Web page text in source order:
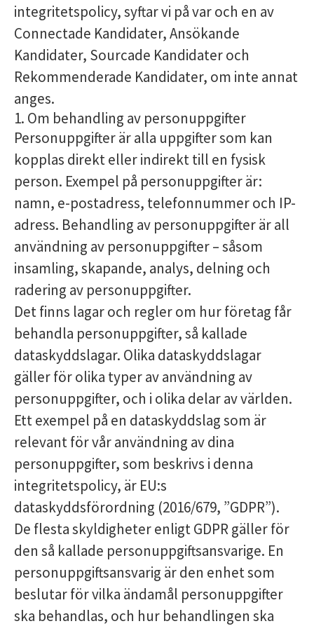
integritetspolicy, syftar vi på var och en av
Connectade Kandidater, Ansökande
Kandidater, Sourcade Kandidater och
Rekommenderade Kandidater, om inte annat
anges.
1. Om behandling av personuppgifter
Personuppgifter är alla uppgifter som kan
kopplas direkt eller indirekt till en fysisk
person. Exempel på personuppgifter är:
namn, e-postadress, telefonnummer och IP-
adress. Behandling av personuppgifter är all
användning av personuppgifter – såsom
insamling, skapande, analys, delning och
radering av personuppgifter.
Det finns lagar och regler om hur företag får
behandla personuppgifter, så kallade
dataskyddslagar. Olika dataskyddslagar
gäller för olika typer av användning av
personuppgifter, och i olika delar av världen.
Ett exempel på en dataskyddslag som är
relevant för vår användning av dina
personuppgifter, som beskrivs i denna
integritetspolicy, är EU:s
dataskyddsförordning (2016/679, ”GDPR”).
De flesta skyldigheter enligt GDPR gäller för
den så kallade personuppgiftsansvarige. En
personuppgiftsansvarig är den enhet som
beslutar för vilka ändamål personuppgifter
ska behandlas, och hur behandlingen ska